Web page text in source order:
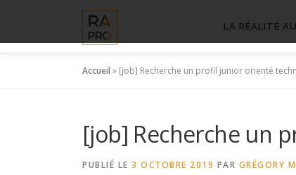
contenu
LA RÉALITÉ
Accueil » [job] Recherche un profil junior orienté
[job] Recherche un
PUBLIÉ LE 3 OCTOBRE 2019 PAR GRÉGORY